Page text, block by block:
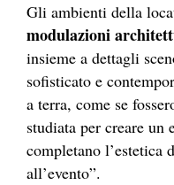
Gli ambienti della
modulazioni
insieme a dettagli
sofisticato e
a terra, come se
studiata per creare un
completano l’estetica
all’evento”.